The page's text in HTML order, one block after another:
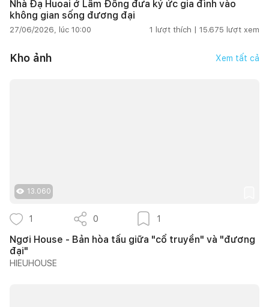
Nhà Đạ Huoai ở Lâm Đồng đưa ký ức gia đình vào
không gian sống đương đại
27/06/2026, lúc 10:00 1 lượt thích | 15.675 lượt xem
Kho ảnh Xem tất cả
13.060
1 0 1
Ngơi House - Bản hòa tấu giữa "cổ truyền" và "đương
đại"
HIEUHOUSE